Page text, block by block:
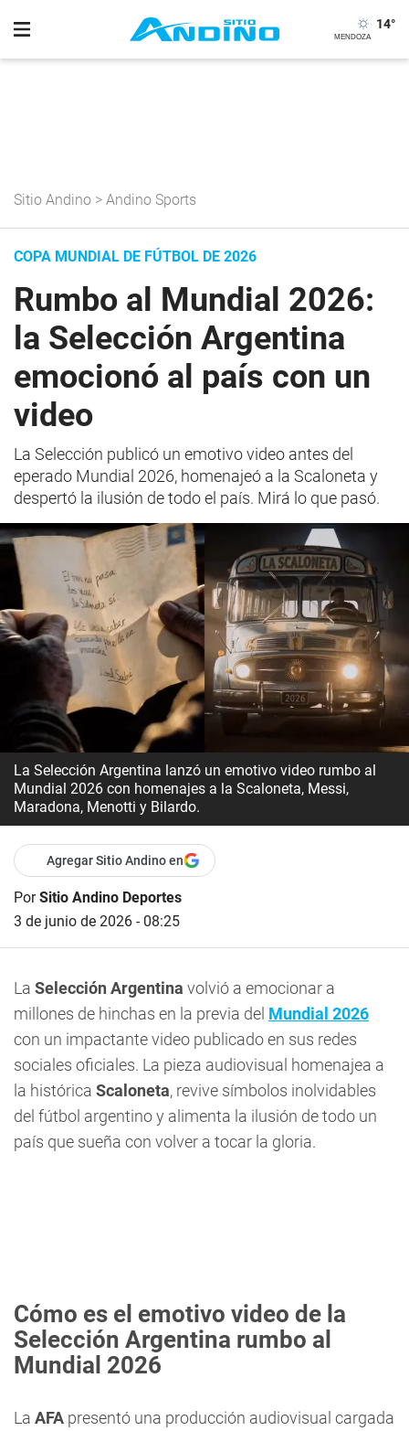
14°
Sitio Andino > Andino Sports
COPA MUNDIAL DE FÚTBOL DE 2026
Rumbo al Mundial 2026:
la Selección Argentina
emocionó al país con un
video
La Selección publicó un emotivo video antes del
eperado Mundial 2026, homenajeó a la Scaloneta y
despertó la ilusión de todo el país. Mirá lo que pasó.
La Selección Argentina lanzó un emotivo video rumbo al
Mundial 2026 con homenajes a la Scaloneta, Messi,
Maradona, Menotti y Bilardo.
Agregar Sitio Andino en
PorSitio Andino Deportes
3 de junio de 2026 - 08:25
La Selección Argentina volvió a emocionar a
millones de hinchas en la previa del Mundial 2026
con un impactante video publicado en sus redes
sociales oficiales. La pieza audiovisual homenajea a
la histórica Scaloneta, revive símbolos inolvidables
del fútbol argentino y alimenta la ilusión de todo un
país que sueña con volver a tocar la gloria.
Cómo es el emotivo video de la
Selección Argentina rumbo al
Mundial 2026
La AFA presentó una producción audiovisual cargada